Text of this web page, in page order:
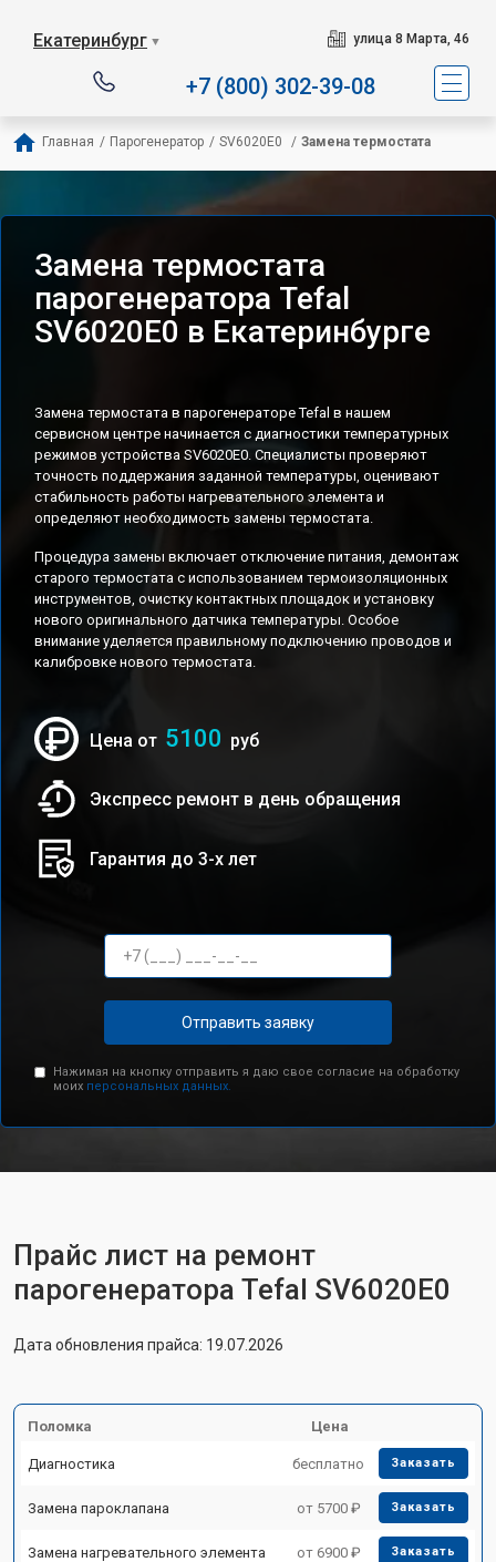
Екатеринбург ▼ улица 8 Марта, 46
+7 (800) 302-39-08
Главная / Парогенератор / SV6020E0 / Замена термостата
Замена термостата
парогенератора Tefal
SV6020E0 в Екатеринбурге
Замена термостата в парогенераторе Tefal в нашем
сервисном центре начинается с диагностики температурных
режимов устройства SV6020E0. Специалисты проверяют
точность поддержания заданной температуры, оценивают
стабильность работы нагревательного элемента и
определяют необходимость замены термостата.
Процедура замены включает отключение питания, демонтаж
старого термостата с использованием термоизоляционных
инструментов, очистку контактных площадок и установку
нового оригинального датчика температуры. Особое
внимание уделяется правильному подключению проводов и
калибровке нового термостата.
Цена от 5100 руб
Экспресс ремонт в день обращения
Гарантия до 3-х лет
Отправить заявку
Нажимая на кнопку отправить я даю свое согласие на обработку
моих персональных данных.
Прайс лист на ремонт
парогенератора Tefal SV6020E0
Дата обновления прайса: 19.07.2026
Поломка Цена
Диагностика бесплатно Заказать
Замена пароклапана от 5700 ₽ Заказать
Замена нагревательного элемента от 6900 ₽ Заказать